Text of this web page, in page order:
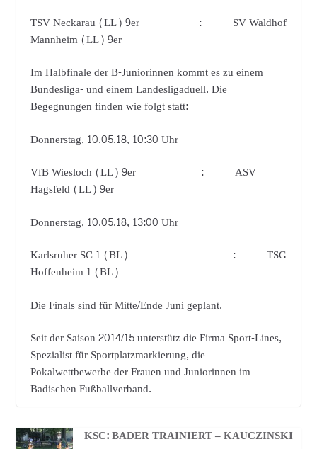
TSV Neckarau (LL) 9er : SV Waldhof
Mannheim (LL) 9er
Im Halbfinale der B-Juniorinnen kommt es zu einem
Bundesliga- und einem Landesligaduell. Die
Begegnungen finden wie folgt statt:
Donnerstag, 10.05.18, 10:30 Uhr
VfB Wiesloch (LL) 9er : ASV
Hagsfeld (LL) 9er
Donnerstag, 10.05.18, 13:00 Uhr
Karlsruher SC 1 (BL) : TSG
Hoffenheim 1 (BL)
Die Finals sind für Mitte/Ende Juni geplant.
Seit der Saison 2014/15 unterstütz die Firma Sport-Lines,
Spezialist für Sportplatzmarkierung, die
Pokalwettbewerbe der Frauen und Juniorinnen im
Badischen Fußballverband.
KSC: BADER TRAINIERT – KAUCZINSKI